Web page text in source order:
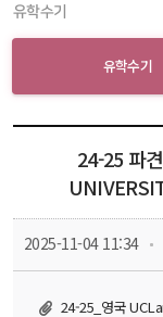
유학수기
유학수기
24-25 파
2025-11-04 11:34
24-25_영국